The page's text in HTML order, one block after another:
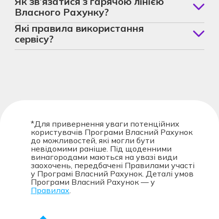
телефону, на який зареєстрована твоя фізична
картка, — і вона знову з тобою. Якщо ти змінив
чи забув номер — телефонуй на нашу гарячу
лінію, усе вирішимо:0 800 301 707
Власного Рахунку?
Маєш додаткові питання чи просто хóчеш
побалакати? Телефонуй:0 800 301 707
Які правила використання
сервісу?
Хочеш вчитатися у всі дрібниці? Повні правила
*Для привернення уваги потенційних
користувачів Програми Власний Рахунок
до можливостей, які могли бути
невідомими раніше. Під щоденними
винагородами маються на увазі види
заохочень, передбачені Правилами участі
у Програмі Власний Рахунок. Деталі умов
Програми Власний Рахунок — у
Правилах